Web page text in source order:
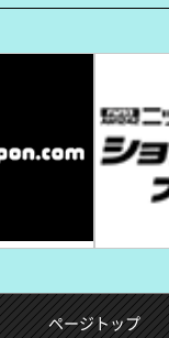
ページトップ